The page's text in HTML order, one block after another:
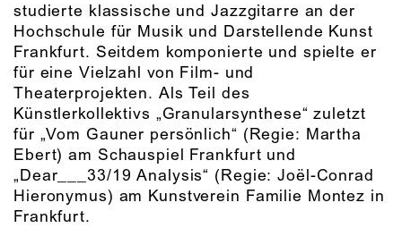
studierte klassische und Jazzgitarre an der
Hochschule für Musik und Darstellende Kunst
Frankfurt. Seitdem komponierte und spielte er
für eine Vielzahl von Film- und
Theaterprojekten. Als Teil des
Künstlerkollektivs „Granularsynthese“ zuletzt
für „Vom Gauner persönlich“ (Regie: Martha
Ebert) am Schauspiel Frankfurt und
„Dear___33/19 Analysis“ (Regie: Joël-Conrad
Hieronymus) am Kunstverein Familie Montez in
Frankfurt.